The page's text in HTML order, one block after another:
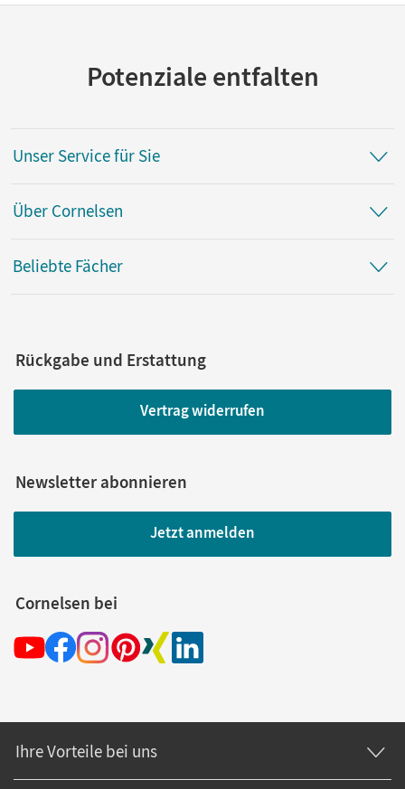
Potenziale entfalten
Unser Service für Sie
Über Cornelsen
Beliebte Fächer
Rückgabe und Erstattung
Vertrag widerrufen
Newsletter abonnieren
Jetzt anmelden
Cornelsen bei
Ihre Vorteile bei uns